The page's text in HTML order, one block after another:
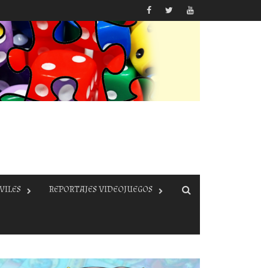
REPORTAJES VIDEOJUEGOS